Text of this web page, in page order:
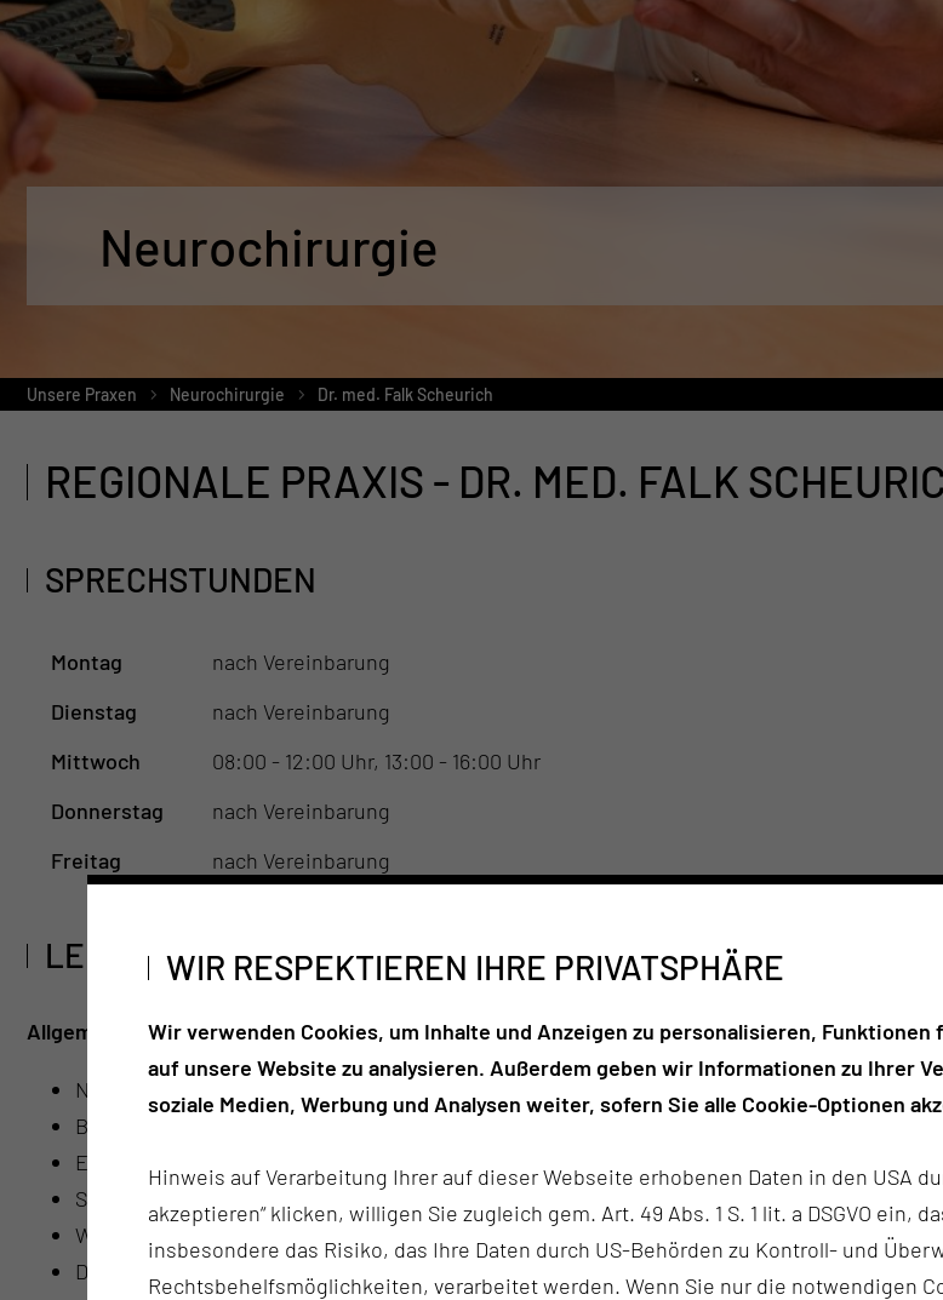
Neurochirurgie
Unsere Praxen Neurochirurgie Dr. med. Falk Scheurich
REGIONALE PRAXIS - DR. MED. FALK
SPRECHSTUNDEN
Montag
nach Vereinbarung
Dienstag
nach Vereinbarung
Mittwoch
08:00 - 12:00 Uhr, 13:00 - 16:00 Uhr
Donnerstag
nach Vereinbarung
Freitag
nach Vereinbarung
LEISTUNGSSPEKTRUM
Allgemeine Leistungen:
Neurologisch-neurochirurgische körperliche Untersuchung
Beratung hinsichtlich der Therapie neurochirurgischer Erkrankungen (Entscheidung:
Einholung einer Zweitmeinung
Sozialmedizinische Begleitung bei neurochirurgischen Erkrankungen
Wundversorgung nach neurochirurgischen Operationen
Diagnostik (Blutentnahmen, LP, Dopplersonographie)
WIR RESPEKTIEREN IHRE PRIVATSPHÄRE
Wir verwenden Cookies, um Inhalte und Anzeigen zu personalisieren,
auf unsere Website zu analysieren. Außerdem geben wir Informationen zu Ihrer
soziale Medien, Werbung und Analysen weiter, sofern Sie alle Cookie-Optionen
Hinweis auf Verarbeitung Ihrer auf dieser Webseite erhobenen Daten in den USA
akzeptieren“ klicken, willigen Sie zugleich gem. Art. 49 Abs. 1 S. 1 lit. a DSGVO ein,
insbesondere das Risiko, das Ihre Daten durch US-Behörden zu Kontroll- und
Rechtsbehelfsmöglichkeiten, verarbeitet werden. Wenn Sie nur die notwendigen